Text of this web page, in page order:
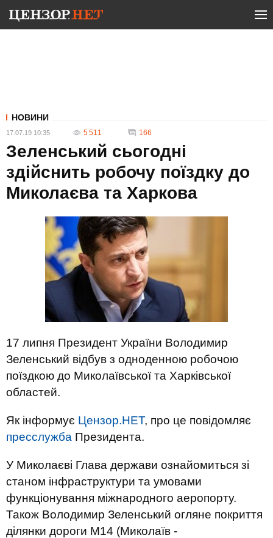
НОВИНИ
17.07.19 10:35 5 511 166
Зеленський сьогодні
здійснить робочу поїздку до
Миколаєва та Харкова
17 липня Президент України Володимир
Зеленський відбув з одноденною робочою
поїздкою до Миколаївської та Харківської
областей.
Як інформує Цензор.НЕТ, про це повідомляє
пресслужба Президента.
У Миколаєві Глава держави ознайомиться зі
станом інфраструктури та умовами
функціонування міжнародного аеропорту.
Також Володимир Зеленський огляне покриття
ділянки дороги М14 (Миколаїв -